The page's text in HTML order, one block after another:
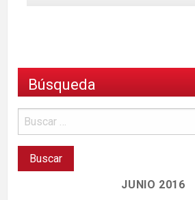
Búsqueda
JUNIO 2016